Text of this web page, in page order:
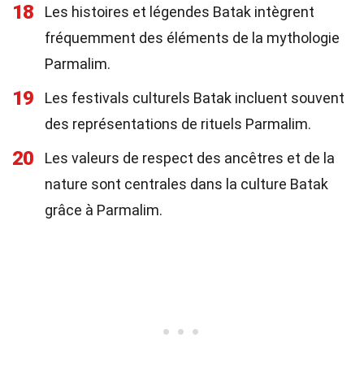
18
Les histoires et légendes Batak intègrent
fréquemment des éléments de la mythologie
Parmalim.
19
Les festivals culturels Batak incluent souvent
des représentations de rituels Parmalim.
20
Les valeurs de respect des ancêtres et de la
nature sont centrales dans la culture Batak
grâce à Parmalim.